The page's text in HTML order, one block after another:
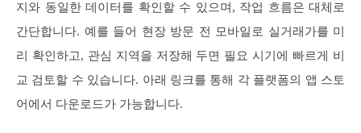
지와 동일한 데이터를 확인할 수 있으며, 작업 흐름은 대체로
간단합니다. 예를 들어 현장 방문 전 모바일로 실거래가를 미
리 확인하고, 관심 지역을 저장해 두면 필요 시기에 빠르게 비
교 검토할 수 있습니다. 아래 링크를 통해 각 플랫폼의 앱 스토
어에서 다운로드가 가능합니다.